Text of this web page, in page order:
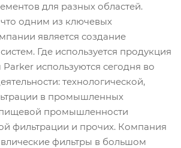
для разных областей.
одним из ключевых
является создание
Где используется продукция
используются сегодня во
технологической,
в промышленных
промышленности
фильтрации и прочих. Компания
фильтры в большом